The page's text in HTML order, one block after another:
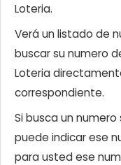
Loteria.
Verá un listado de
buscar su numero
Loteria
correspondiente.
Si busca un
puede indicar ese
para usted ese